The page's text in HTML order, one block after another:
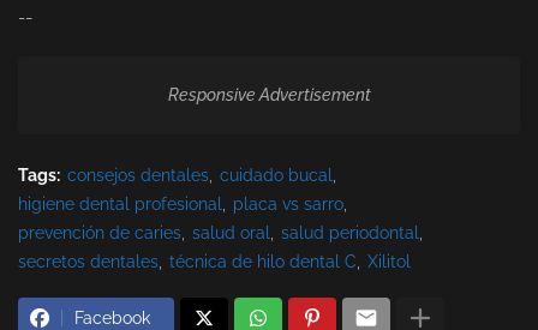
--
Responsive Advertisement
Tags: consejos dentales cuidado bucal
higiene dental profesional
placa vs sarro
prevención de caries salud oral salud periodontal
secretos dentales técnica de hilo dental C Xilitol
Facebook